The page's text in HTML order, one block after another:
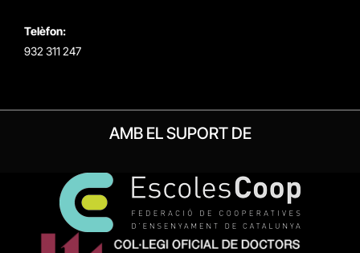
Telèfon:
932 311 247
AMB EL SUPORT DE